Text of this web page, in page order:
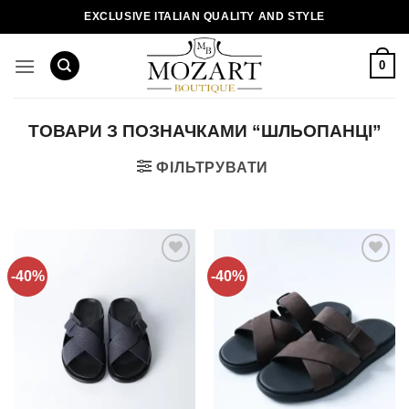
EXCLUSIVE ITALIAN QUALITY AND STYLE
0
ТОВАРИ З ПОЗНАЧКАМИ “ШЛЬОПАНЦІ”
ФІЛЬТРУВАТИ
-40%
бажань!
-40%
бажань!